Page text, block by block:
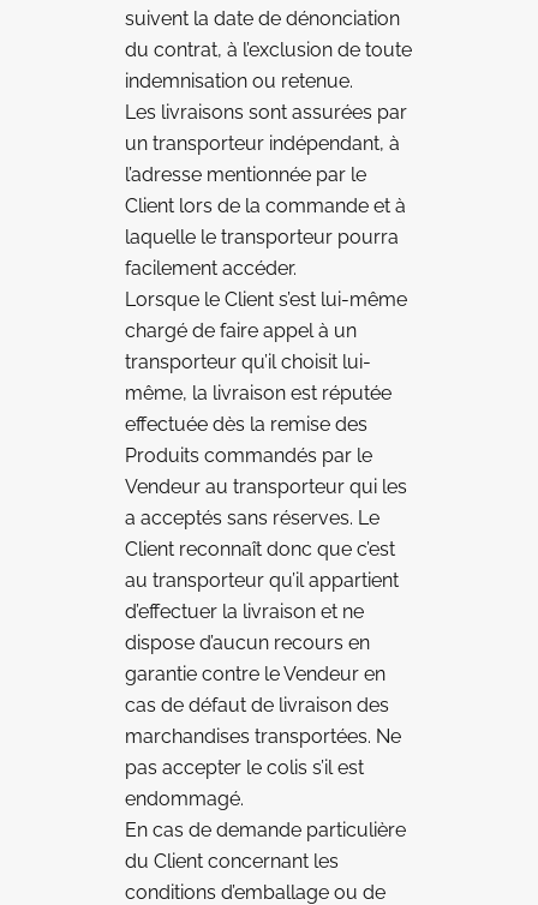
suivent la date de dénonciation
du contrat, à l’exclusion de toute
indemnisation ou retenue.
Les livraisons sont assurées par
un transporteur indépendant, à
l’adresse mentionnée par le
Client lors de la commande et à
laquelle le transporteur pourra
facilement accéder.
Lorsque le Client s’est lui-même
chargé de faire appel à un
transporteur qu’il choisit lui-
même, la livraison est réputée
effectuée dès la remise des
Produits commandés par le
Vendeur au transporteur qui les
a acceptés sans réserves. Le
Client reconnaît donc que c’est
au transporteur qu’il appartient
d’effectuer la livraison et ne
dispose d’aucun recours en
garantie contre le Vendeur en
cas de défaut de livraison des
marchandises transportées. Ne
pas accepter le colis s’il est
endommagé.
En cas de demande particulière
du Client concernant les
conditions d’emballage ou de